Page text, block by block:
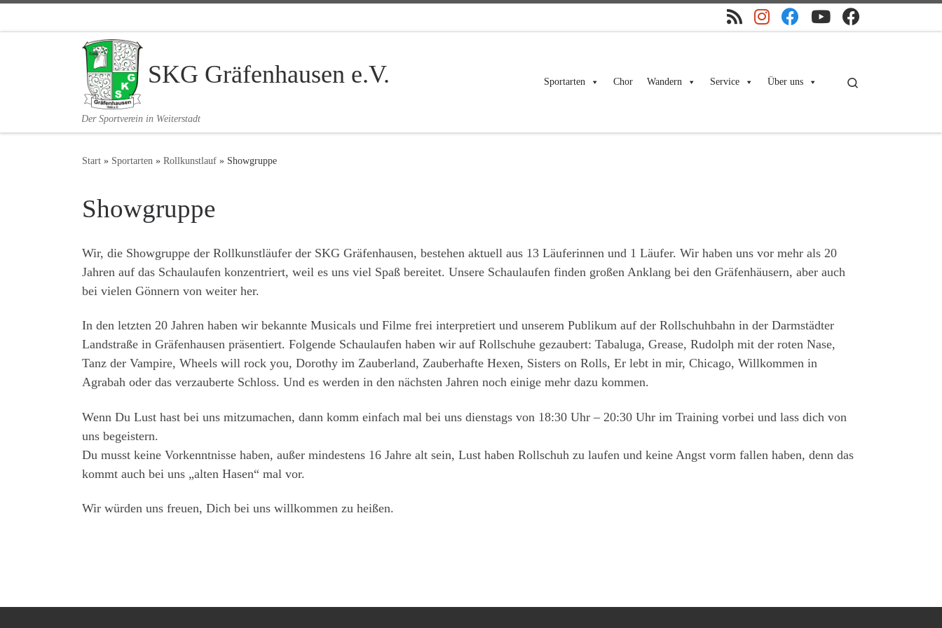
SKG Gräfenhausen e.V.
Der Sportverein in Weiterstadt
Sportarten Chor Wandern Service Über uns
Start » Sportarten » Rollkunstlauf » Showgruppe
Showgruppe
Wir, die Showgruppe der Rollkunstläufer der SKG Gräfenhausen, bestehen aktuell aus 13 Läuferinnen und 1 Läufer. Wir haben uns vor mehr als 20
Jahren auf das Schaulaufen konzentriert, weil es uns viel Spaß bereitet. Unsere Schaulaufen finden großen Anklang bei den Gräfenhäusern, aber auch
bei vielen Gönnern von weiter her.
In den letzten 20 Jahren haben wir bekannte Musicals und Filme frei interpretiert und unserem Publikum auf der Rollschuhbahn in der Darmstädter
Landstraße in Gräfenhausen präsentiert. Folgende Schaulaufen haben wir auf Rollschuhe gezaubert: Tabaluga, Grease, Rudolph mit der roten Nase,
Tanz der Vampire, Wheels will rock you, Dorothy im Zauberland, Zauberhafte Hexen, Sisters on Rolls, Er lebt in mir, Chicago, Willkommen in
Agrabah oder das verzauberte Schloss. Und es werden in den nächsten Jahren noch einige mehr dazu kommen.
Wenn Du Lust hast bei uns mitzumachen, dann komm einfach mal bei uns dienstags von 18:30 Uhr – 20:30 Uhr im Training vorbei und lass dich von
uns begeistern.
Du musst keine Vorkenntnisse haben, außer mindestens 16 Jahre alt sein, Lust haben Rollschuh zu laufen und keine Angst vorm fallen haben, denn das
kommt auch bei uns „alten Hasen“ mal vor.
Wir würden uns freuen, Dich bei uns willkommen zu heißen.